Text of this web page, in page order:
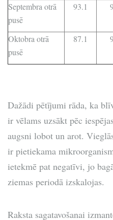
Septembra otrā
pusē
93.1
Oktobra otrā
pusē
87.1
Dažādi pētījumi rāda, ka
ir vēlams uzsākt pēc
augsni lobot un arot.
ir pietiekama
ietekmē pat negatīvi, jo
ziemas periodā izskalojas.
Raksta sagatavošanai